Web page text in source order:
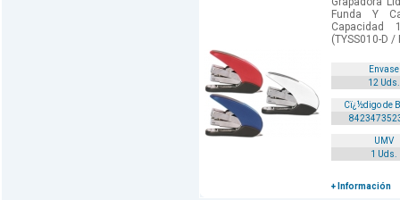
Funda Y
Capacidad
(TYSS010-D /
Envase
12 Uds.
Cï¿½digo de
UMV
1 Uds.
+ Información